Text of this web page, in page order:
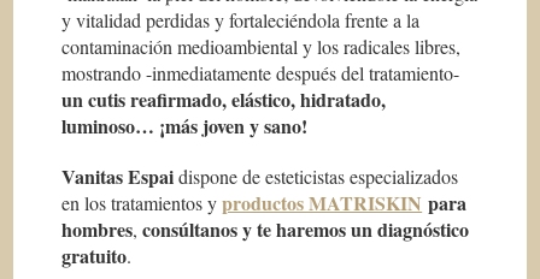
y vitalidad perdidas y fortaleciéndola frente a la
contaminación medioambiental y los radicales libres,
mostrando -inmediatamente después del tratamiento-
un cutis reafirmado, elástico, hidratado,
luminoso… ¡más joven y sano!
Vanitas Espaidispone de esteticistas especializados
en los tratamientos yproductos MATRISKIN para
hombres,consúltanos y te haremos un diagnóstico
gratuito.